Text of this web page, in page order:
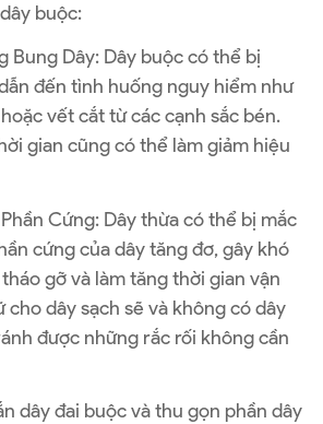
buộc:
Bung Dây: Dây buộc có thể bị
đến tình huống nguy hiểm như
vết cắt từ các cạnh sắc bén.
gian cũng có thể làm giảm hiệu
Cứng: Dây thừa có thể bị mắc
cứng của dây tăng đơ, gây khó
gỡ và làm tăng thời gian vận
cho dây sạch sẽ và không có dây
được những rắc rối không cần
dây đai buộc và thu gọn phần dây